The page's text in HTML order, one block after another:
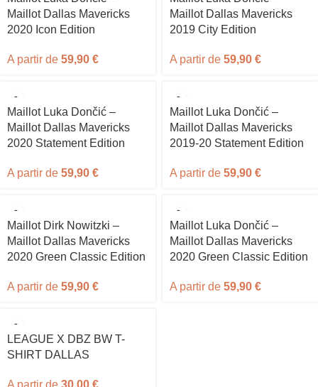
Maillot Dallas Mavericks
2020 Icon Edition
A partir de 59,90 €
Maillot Dallas Mavericks
2019 City Edition
A partir de 59,90 €
Maillot Luka Dončić –
Maillot Dallas Mavericks
2020 Statement Edition
A partir de 59,90 €
Maillot Luka Dončić –
Maillot Dallas Mavericks
2019-20 Statement Edition
A partir de 59,90 €
Maillot Dirk Nowitzki –
Maillot Dallas Mavericks
2020 Green Classic Edition
A partir de 59,90 €
Maillot Luka Dončić –
Maillot Dallas Mavericks
2020 Green Classic Edition
A partir de 59,90 €
LEAGUE X DBZ BW T-
SHIRT DALLAS
A partir de 30,00 €